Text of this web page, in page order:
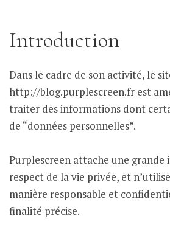
Introduction
Dans le cadre de son activité, le
http://blog.purplescreen.fr est
traiter des informations dont
de “données personnelles”.
Purplescreen attache une grande
respect de la vie privée, et
manière responsable et
finalité précise.